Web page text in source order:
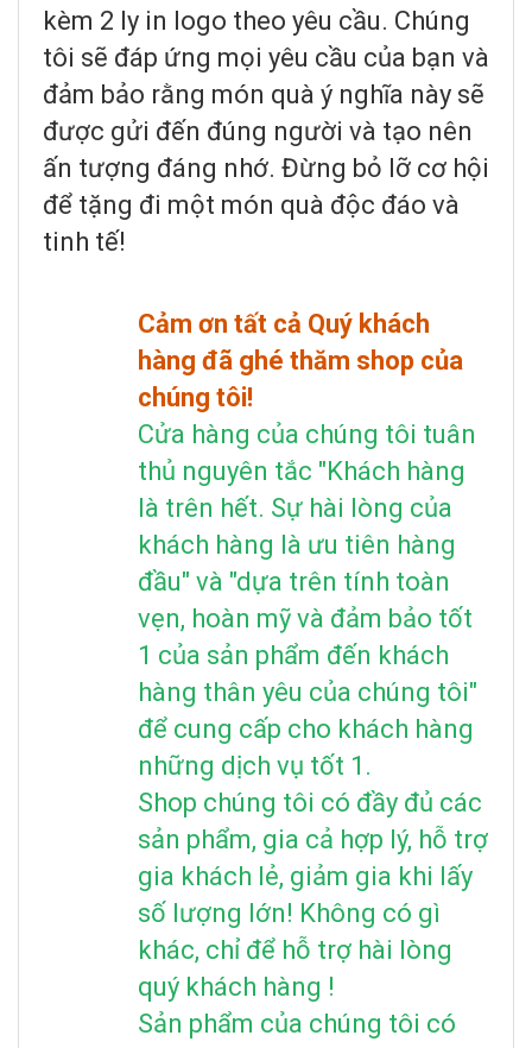
kèm 2 ly in logo theo yêu cầu. Chúng
tôi sẽ đáp ứng mọi yêu cầu của bạn và
đảm bảo rằng món quà ý nghĩa này sẽ
được gửi đến đúng người và tạo nên
ấn tượng đáng nhớ. Đừng bỏ lỡ cơ hội
để tặng đi một món quà độc đáo và
tinh tế!
Cảm ơn tất cả Quý khách
hàng đã ghé thăm shop của
chúng tôi!
Cửa hàng của chúng tôi tuân
thủ nguyên tắc "Khách hàng
là trên hết. Sự hài lòng của
khách hàng là ưu tiên hàng
đầu" và "dựa trên tính toàn
vẹn, hoàn mỹ và đảm bảo tốt
1 của sản phẩm đến khách
hàng thân yêu của chúng tôi"
để cung cấp cho khách hàng
những dịch vụ tốt 1.
Shop chúng tôi có đầy đủ các
sản phẩm, gia cả hợp lý, hỗ trợ
gia khách lẻ, giảm gia khi lấy
số lượng lớn! Không có gì
khác, chỉ để hỗ trợ hài lòng
quý khách hàng !
Sản phẩm của chúng tôi có